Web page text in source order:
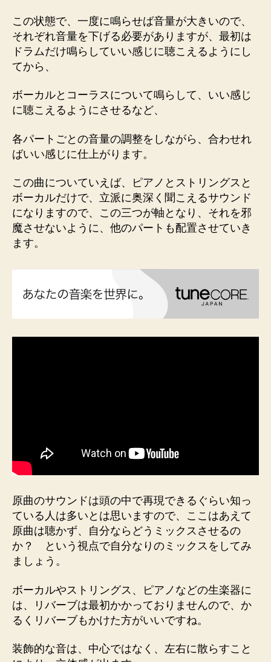
この状態で、一度に鳴らせば音量が大きいので、
それぞれ音量を下げる必要がありますが、最初は
ドラムだけ鳴らしていい感じに聴こえるようにし
てから、
ボーカルとコーラスについて鳴らして、いい感じ
に聴こえるようにさせるなど、
各パートごとの音量の調整をしながら、合わせれ
ばいい感じに仕上がります。
この曲についていえば、ピアノとストリングスと
ボーカルだけで、立派に奥深く聞こえるサウンド
になりますので、この三つが軸となり、それを邪
魔させないように、他のパートも配置させていき
ます。
原曲のサウンドは頭の中で再現できるぐらい知っ
ている人は多いとは思いますので、ここはあえて
原曲は聴かず、自分ならどうミックスさせるの
か？ という視点で自分なりのミックスをしてみ
ましょう。
ボーカルやストリングス、ピアノなどの生楽器に
は、リバーブは最初かかっておりませんので、か
るくリバーブもかけた方がいいですね。
装飾的な音は、中心ではなく、左右に散らすこと